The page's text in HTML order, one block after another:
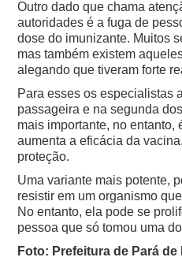
Outro dado que chama
autoridades é a fuga de
dose do imunizante. Muitos
mas também existem
alegando que tiveram forte
Para esses os especialistas
passageira e na segunda
mais importante, no entanto,
aumenta a eficácia da
proteção.
Uma variante mais potente,
resistir em um organismo
No entanto, ela pode se
pessoa que só tomou uma
Foto: Prefeitura de Pará